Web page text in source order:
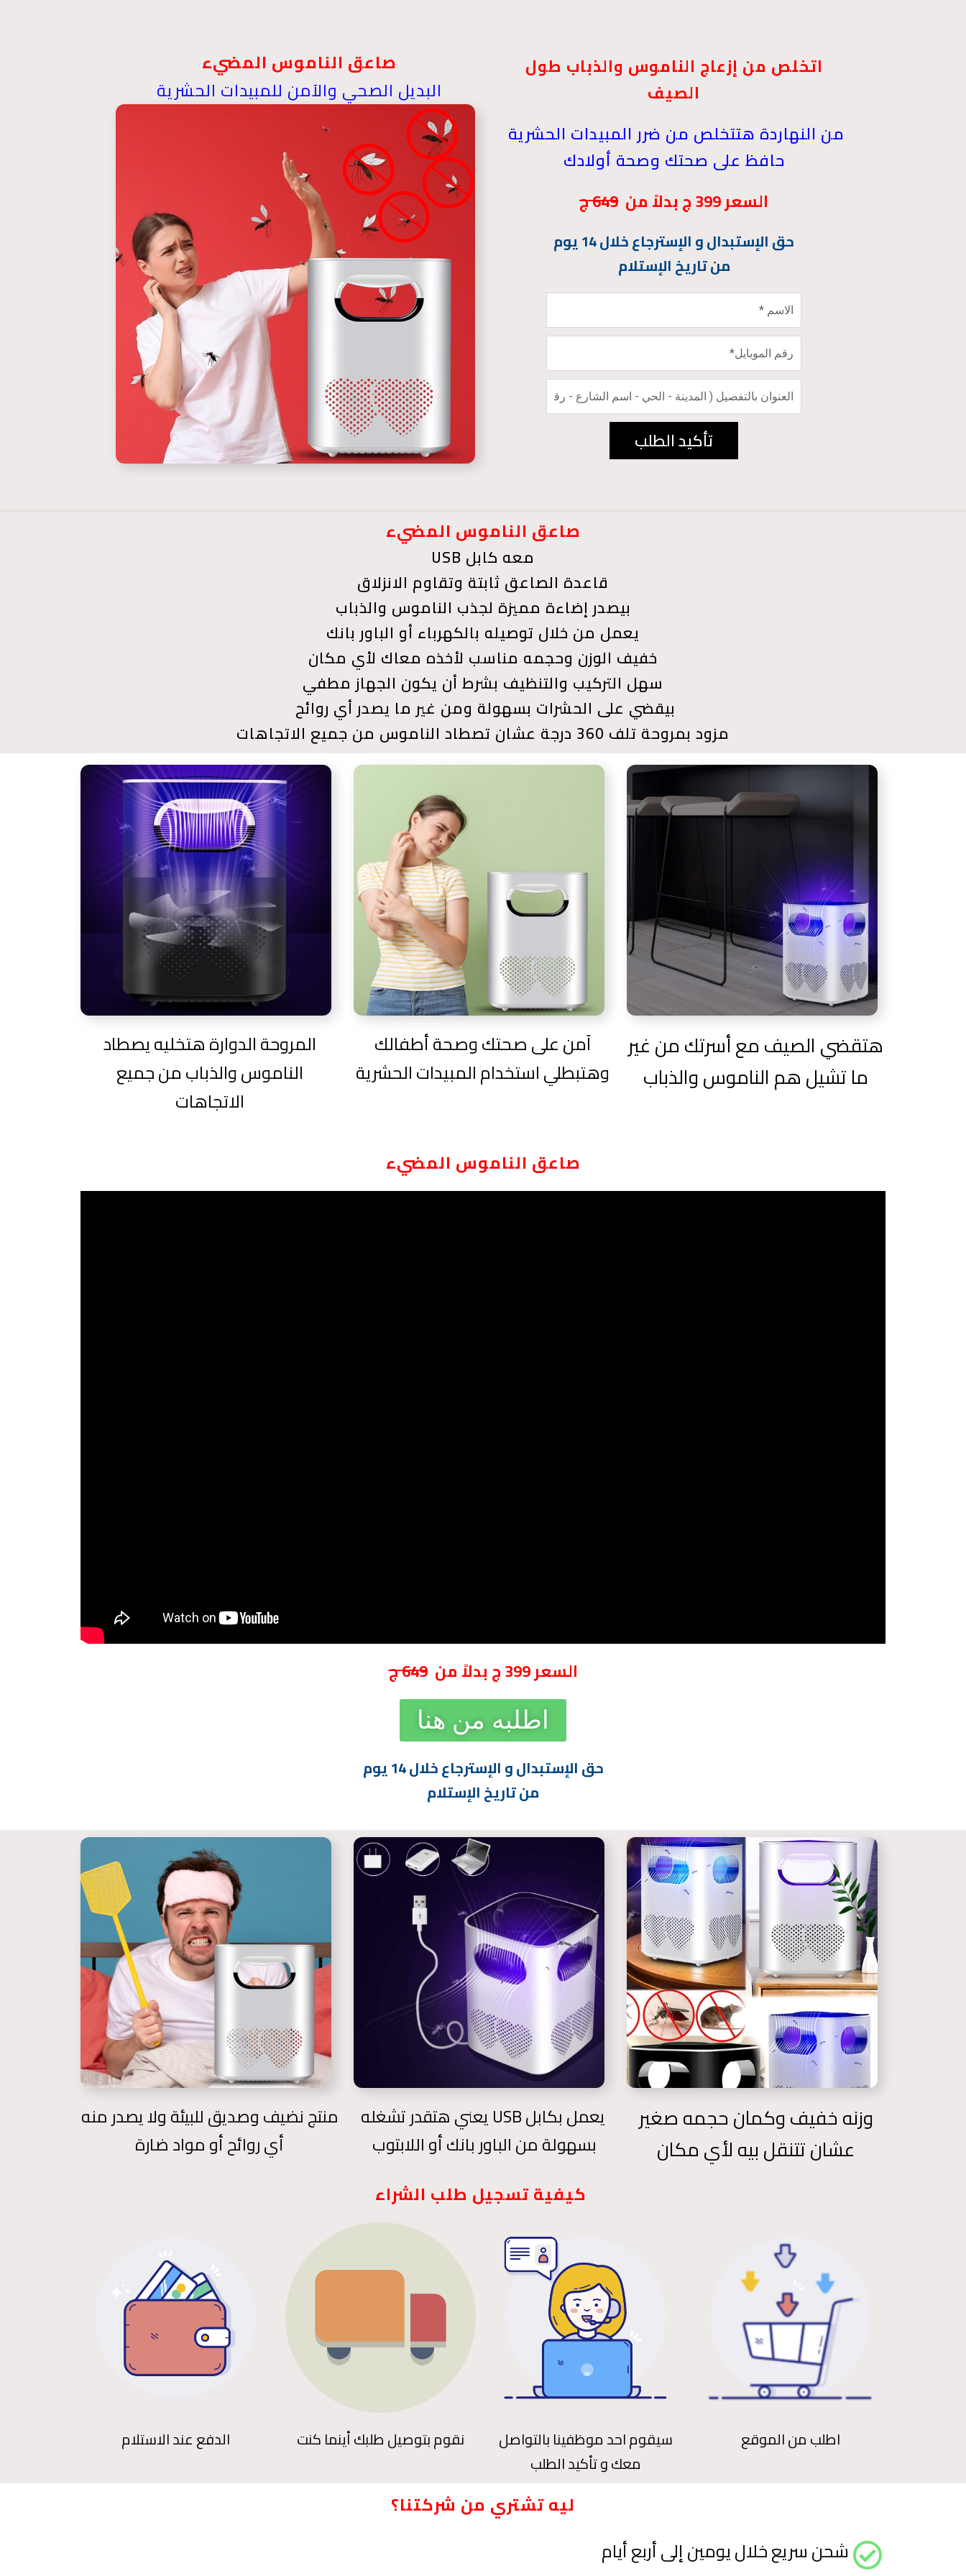
صاعق الناموس المضيء
البديل الصحي والآمن للمبيدات الحشرية
اتخلص من إزعاج الناموس والذباب طول
الصيف
من النهاردة هتتخلص من ضرر المبيدات الحشرية
حافظ على صحتك وصحة أولادك
السعر 399 ج بدلاً من
649 ج
حق الإستبدال و الإسترجاع خلال 14 يوم
من تاريخ الإستلام
تأكيد الطلب
صاعق الناموس المضيء
معه كابل USB
قاعدة الصاعق ثابتة وتقاوم الانزلاق
بيصدر إضاءة مميزة لجذب الناموس والذباب
يعمل من خلال توصيله بالكهرباء أو الباور بانك
خفيف الوزن وحجمه مناسب لأخذه معاك لأي مكان
سهل التركيب والتنظيف بشرط أن يكون الجهاز مطفي
بيقضي على الحشرات بسهولة ومن غير ما يصدر أي روائح
مزود بمروحة تلف 360 درجة عشان تصطاد الناموس من جميع الاتجاهات
المروحة الدوارة هتخليه يصطاد
الناموس والذباب من جميع
الاتجاهات
آمن على صحتك وصحة أطفالك
وهتبطلي استخدام المبيدات الحشرية
هتقضي الصيف مع أسرتك من غير
ما تشيل هم الناموس والذباب
صاعق الناموس المضيء
السعر 399 ج بدلاً من 649 ج
اطلبه من هنا
حق الإستبدال و الإسترجاع خلال 14 يوم
من تاريخ الإستلام
منتج نضيف وصديق للبيئة ولا يصدر منه
أي روائح أو مواد ضارة
يعمل بكابل USB يعني هتقدر تشغله
بسهولة من الباور بانك أو اللابتوب
وزنه خفيف وكمان حجمه صغير
عشان تتنقل بيه لأي مكان
اطلب من الموقع
سيقوم احد موظفينا بالتواصل
معك و تأكيد الطلب
نقوم بتوصيل طلبك أينما كنت الدفع عند الاستلام
ليه تشتري من شركتنا؟
شحن سريع خلال يومين إلى أربع أيام